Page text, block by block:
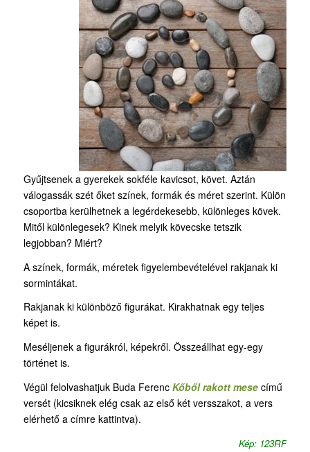
Gyűjtsenek a gyerekek sokféle kavicsot, követ. Aztán
válogassák szét őket színek, formák és méret szerint. Külön
csoportba kerülhetnek a legérdekesebb, különleges kövek.
Mitől különlegesek? Kinek melyik kövecske tetszik
legjobban? Miért?
A színek, formák, méretek figyelembevételével rakjanak ki
sormintákat.
Rakjanak ki különböző figurákat. Kirakhatnak egy teljes
képet is.
Meséljenek a figurákról, képekről. Összeállhat egy-egy
történet is.
Végül felolvashatjuk Buda Ferenc Kőből rakott mesecímű
versét (kicsiknek elég csak az első két versszakot, a vers
elérhető a címre kattintva).
Kép: 123RF